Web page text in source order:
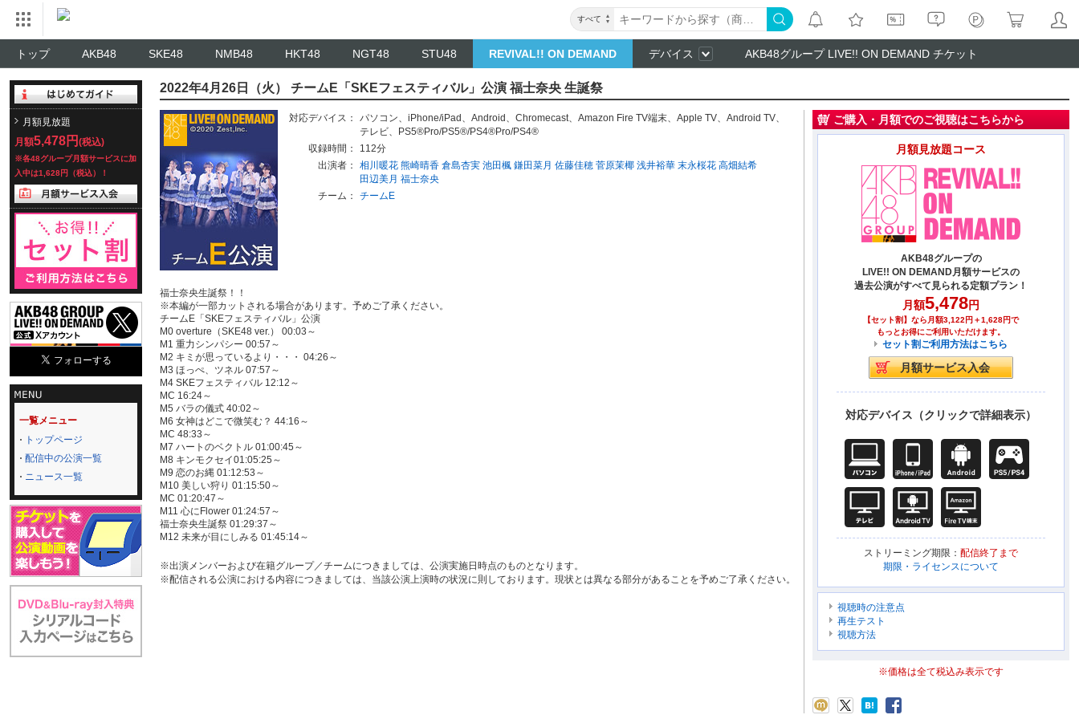
すべて
トップ AKB48 SKE48 NMB48 HKT48 NGT48 STU48 REVIVAL!! ON DEMAND デバイス AKB48グループ LIVE!! ON DEMAND チケット
月額見放題
月額5,478円 (税込)
※各48グループ月額サービスに加
入中は1,628円（税込）！
一覧メニュー
トップページ
配信中の公演一覧
ニュース一覧
2022年4月26日（火） チームE「SKEフェスティバル」公演 福士奈央 生誕祭
対応デバイス： パソコン、 iPhone/iPad 、 Android 、 Chromecast、 Amazon Fire TV端末、 Apple TV、 Android TV、
テレビ、
PS5®Pro/PS5®/PS4®Pro/PS4®
収録時間：
112分
出演者：
相川暖花 熊崎晴香 倉島杏実 池田楓 鎌田菜月 佐藤佳穂 菅原茉椰 浅井裕華 末永桜花 高畑結希
田辺美月 福士奈央
チーム：
チームE
福士奈央生誕祭！！
※本編が一部カットされる場合があります。予めご了承ください。
チームE「SKEフェスティバル」公演
M0 overture（SKE48 ver.） 00:03～
M1 重力シンパシー 00:57～
M2 キミが思っているより・・・ 04:26～
M3 ほっぺ、ツネル 07:57～
M4 SKEフェスティバル 12:12～
MC 16:24～
M5 バラの儀式 40:02～
M6 女神はどこで微笑む？ 44:16～
MC 48:33～
M7 ハートのベクトル 01:00:45～
M8 キンモクセイ01:05:25～
M9 恋のお縄 01:12:53～
M10 美しい狩り 01:15:50～
MC 01:20:47～
M11 心にFlower 01:24:57～
福士奈央生誕祭 01:29:37～
M12 未来が目にしみる 01:45:14～
※出演メンバーおよび在籍グループ／チームにつきましては、公演実施日時点のものとなります。
※配信される公演における内容につきましては、当該公演上演時の状況に則しております。現状とは異なる部分があることを予めご了承ください。
ご購入・月額でのご視聴はこちらから
月額見放題コース
AKB48グループの
LIVE!! ON DEMAND月額サービスの
過去公演がすべて見られる定額プラン！
月額5,478円
【セット割】なら月額3,122円＋1,628円で
もっとお得にご利用いただけます。
セット割ご利用方法はこちら
対応デバイス（クリックで詳細表示）
ストリーミング期限： 配信終了まで
期限・ライセンスについて
視聴時の注意点
再生テスト
視聴方法
※価格は全て税込み表示です